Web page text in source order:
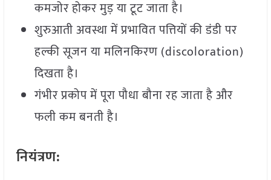
कमजोर होकर मुड़ या टूट जाता है।
शुरुआती अवस्था में प्रभावित पत्तियों की डंडी पर
हल्की सूजन या मलिनकिरण (discoloration)
दिखता है।
गंभीर प्रकोप में पूरा पौधा बौना रह जाता है और
फली कम बनती है।
नियंत्रण: